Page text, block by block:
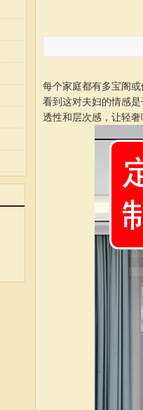
每个家庭都有多宝阁
看到这对夫妇的情感
透性和层次感，让轻